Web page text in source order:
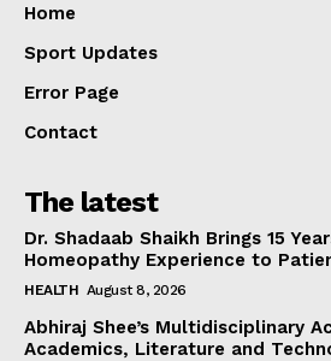
Home
Sport Updates
Error Page
Contact
The latest
Dr. Shadaab Shaikh Brings 15
Homeopathy Experience to
HEALTH August 8, 2026
Abhiraj Shee’s Multidisciplinary
Academics, Literature and